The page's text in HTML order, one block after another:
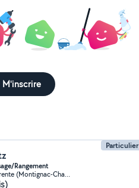
M'inscrire
Particulier
Rangement
Montignac-Charente (Montignac-Charente)